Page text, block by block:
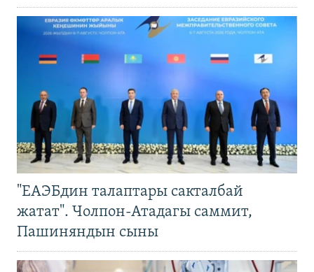
"ЕАЭБдин талаптары сакталбай
жатат". Чолпон-Атадагы саммит,
Пашиняндын сыны